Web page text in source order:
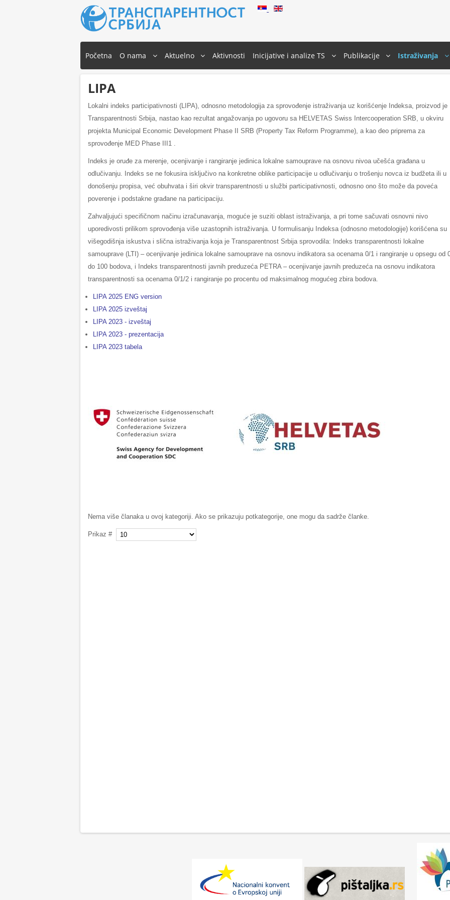
Početna O nama Aktuelno Aktivnosti Inicijative i analize TS Publikacije Istraživanja
LIPA
Lokalni indeks participativnosti (LIPA), odnosno metodologija za sprovođenje istraživanja uz korišćenje Indeksa, proizvod je
Transparentnosti Srbija, nastao kao rezultat angažovanja po ugovoru sa HELVETAS Swiss Intercooperation SRB, u okviru
projekta Municipal Economic Development Phase II SRB (Property Tax Reform Programme), a kao deo priprema za
sprovođenje MED Phase III1 .
Indeks je oruđe za merenje, ocenjivanje i rangiranje jedinica lokalne samouprave na osnovu nivoa učešća građana u
odlučivanju. Indeks se ne fokusira isključivo na konkretne oblike participacije u odlučivanju o trošenju novca iz budžeta ili u
donošenju propisa, već obuhvata i širi okvir transparentnosti u službi participativnosti, odnosno ono što može da poveća
poverenje i podstakne građane na participaciju.
Zahvaljujući specifičnom načinu izračunavanja, moguće je suziti oblast istraživanja, a pri tome sačuvati osnovni nivo
uporedivosti prilikom sprovođenja više uzastopnih istraživanja. U formulisanju Indeksa (odnosno metodologije) korišćena su
višegodišnja iskustva i slična istraživanja koja je Transparentnost Srbija sprovodila: Indeks transparentnosti lokalne
samouprave (LTI) – ocenjivanje jedinica lokalne samouprave na osnovu indikatora sa ocenama 0/1 i rangiranje u opsegu od
do 100 bodova, i Indeks transparentnosti javnih preduzeća PETRA – ocenjivanje javnih preduzeća na osnovu indikatora
transparentnosti sa ocenama 0/1/2 i rangiranje po procentu od maksimalnog mogućeg zbira bodova.
LIPA 2025 ENG version
LIPA 2025 izveštaj
LIPA 2023 - izveštaj
LIPA 2023 - prezentacija
LIPA 2023 tabela
Nema više članaka u ovoj kategoriji. Ako se prikazuju potkategorije, one mogu da sadrže članke.
Prikaz #